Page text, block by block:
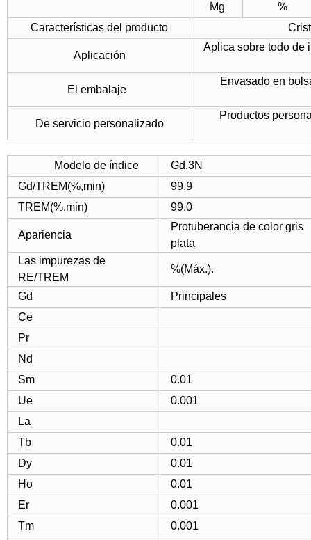
Mg
%
Características del producto
Aplicación
Aplica sobre todo de
El embalaje
Envasado en
De servicio personalizado
Productos
Modelo de índice
Gd.3N
Gd/TREM(%,min)
99.9
TREM(%,min)
99.0
Apariencia
Protuberancia de color gris
plata
Las impurezas de
RE/TREM
%(Máx.).
Gd
Principales
Ce
Pr
Nd
Sm
0.01
Ue
0.001
La
Tb
0.01
Dy
0.01
Ho
0.01
Er
0.001
Tm
0.001